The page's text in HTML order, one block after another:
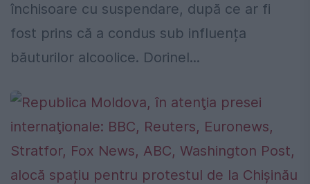
închisoare cu suspendare, după ce ar fi
fost prins că a condus sub influența
băuturilor alcoolice. Dorinel...